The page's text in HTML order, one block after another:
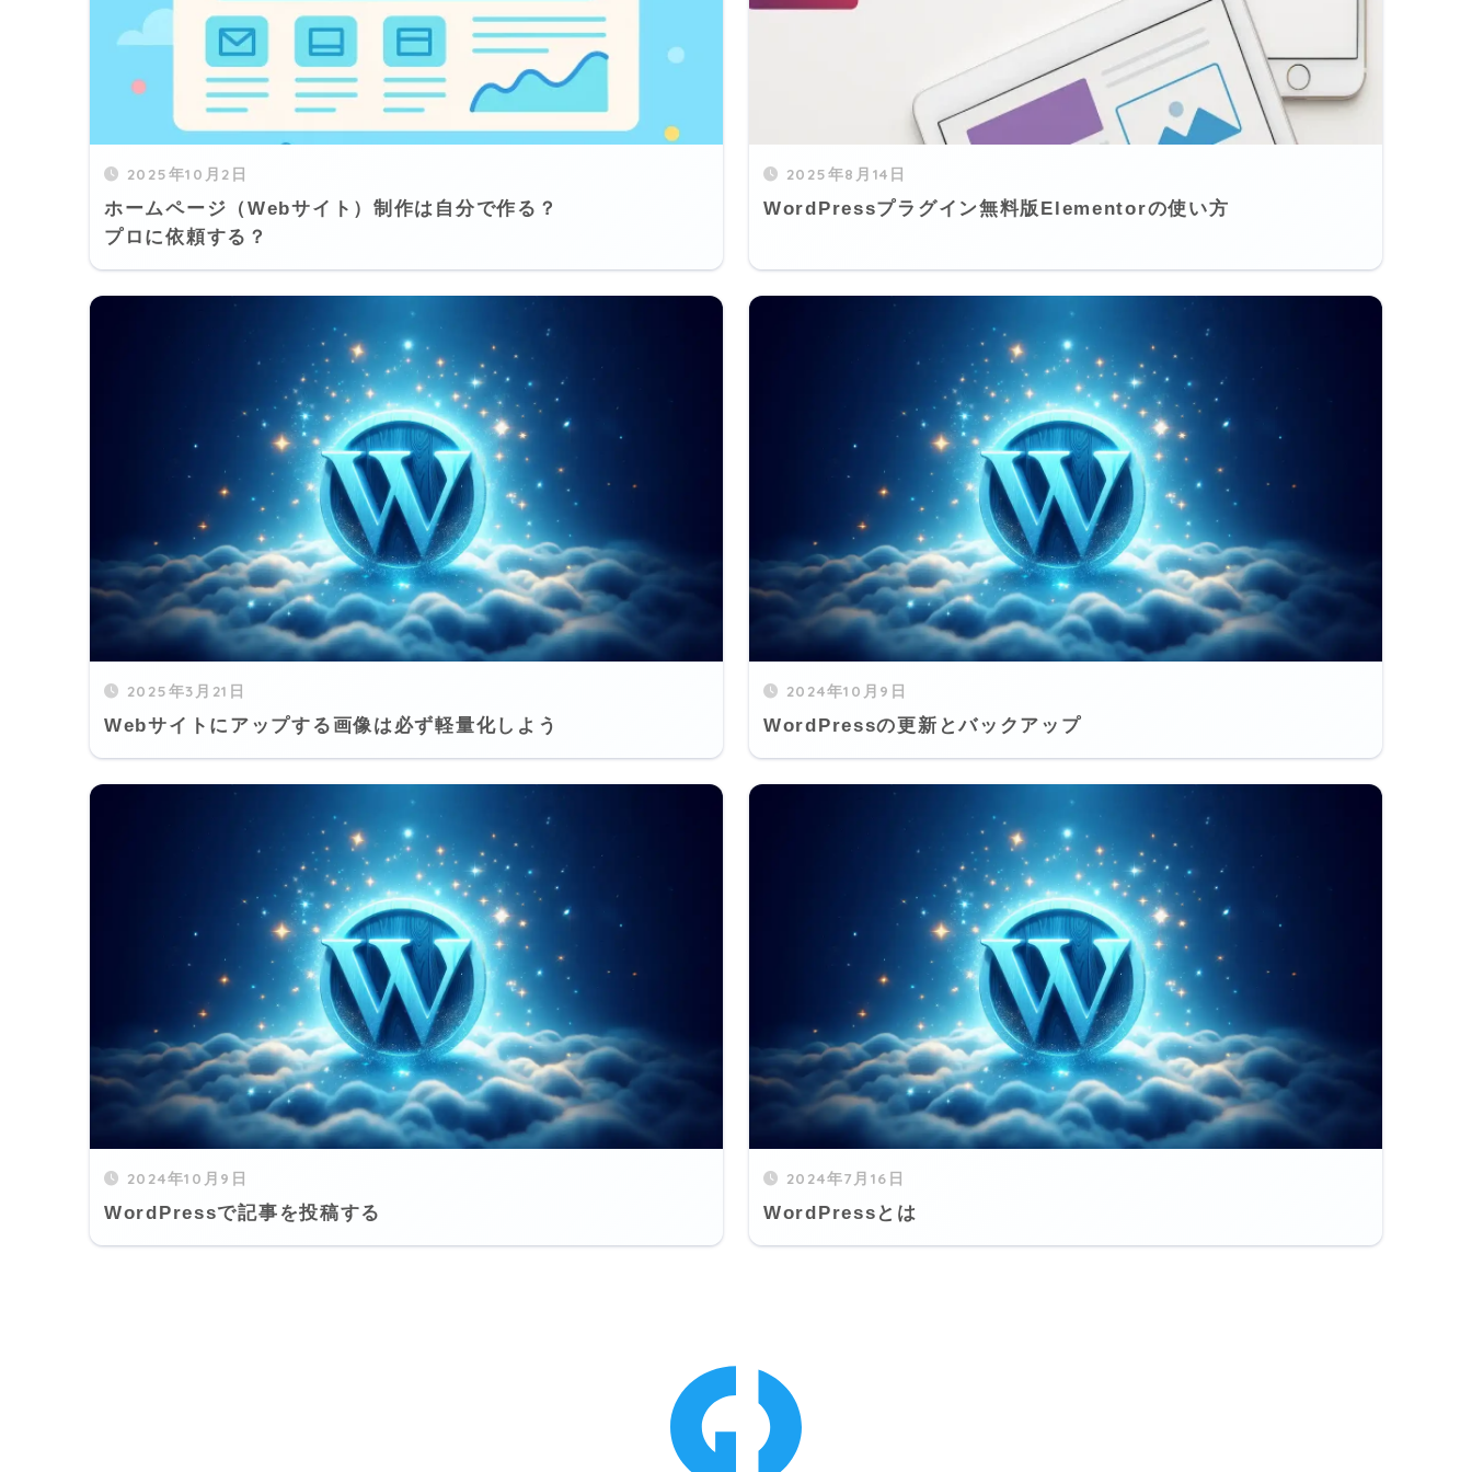
2025年10月2日
ホームページ（Webサイト）制作は自分で作る？
プロに依頼する？
2025年8月14日
WordPressプラグイン無料版Elementorの使い方
2025年3月21日
Webサイトにアップする画像は必ず軽量化しよう
2024年10月9日
WordPressの更新とバックアップ
2024年10月9日
WordPressで記事を投稿する
2024年7月16日
WordPressとは